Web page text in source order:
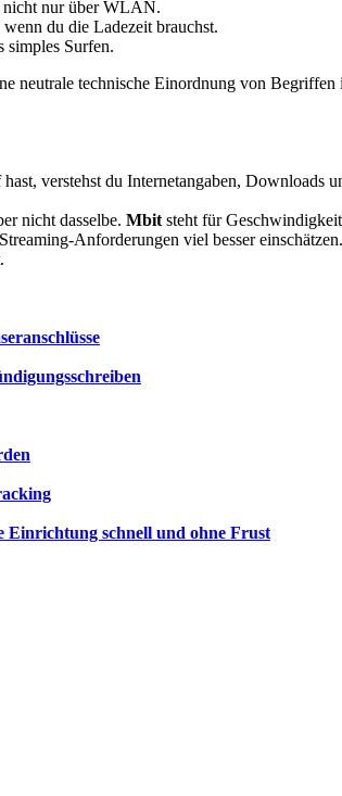
nicht nur über WLAN.
du die Ladezeit brauchst.
simples Surfen.
neutrale technische Einordnung von Begriffen
verstehst du Internetangaben, Downloads
nicht dasselbe. Mbit steht für
Anforderungen viel besser
Einrichtung schnell und ohne Frust